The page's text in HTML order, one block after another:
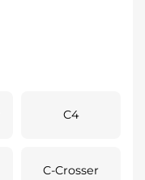
C4
C-Crosser